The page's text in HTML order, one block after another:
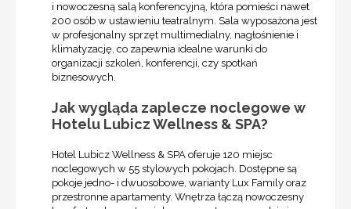
i nowoczesną salą konferencyjną, która pomieści nawet
200 osób w ustawieniu teatralnym. Sala wyposażona jest
w profesjonalny sprzęt multimedialny, nagłośnienie i
klimatyzację, co zapewnia idealne warunki do
organizacji szkoleń, konferencji, czy spotkań
biznesowych.
Jak wygląda zaplecze noclegowe w
Hotelu Lubicz Wellness & SPA?
Hotel Lubicz Wellness & SPA oferuje 120 miejsc
noclegowych w 55 stylowych pokojach. Dostępne są
pokoje jedno- i dwuosobowe, warianty Lux Family oraz
przestronne apartamenty. Wnętrza łączą nowoczesny